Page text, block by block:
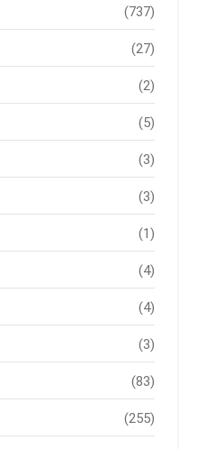
(737)
(27)
(2)
(5)
(3)
(3)
(1)
(4)
(4)
(3)
(83)
(255)